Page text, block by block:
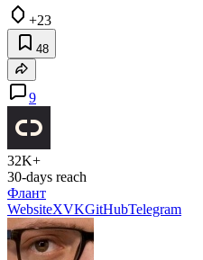
+23
48
9
32K+
30-days reach
Флант
WebsiteXVKGitHubTelegram